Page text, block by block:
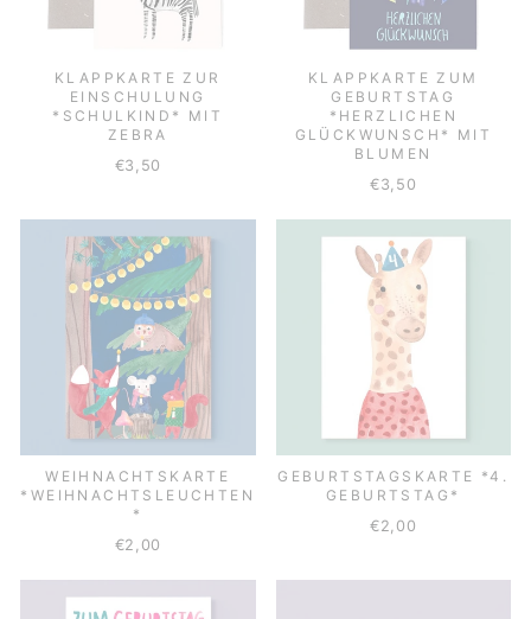
KLAPPKARTE ZUR
EINSCHULUNG
*SCHULKIND* MIT
ZEBRA
€3,50
KLAPPKARTE ZUM
GEBURTSTAG
*HERZLICHEN
GLÜCKWUNSCH* MIT
BLUMEN
€3,50
WEIHNACHTSKARTE
*WEIHNACHTSLEUCHTEN
*
€2,00
GEBURTSTAGSKARTE *4.
GEBURTSTAG*
€2,00